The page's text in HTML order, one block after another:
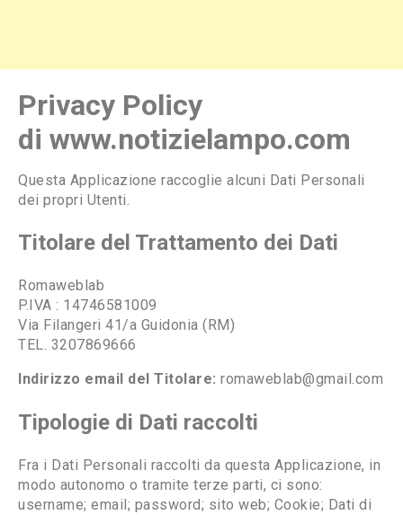
Privacy Policy
di www.notizielampo.com
Questa Applicazione raccoglie alcuni Dati Personali
dei propri Utenti.
Titolare del Trattamento dei Dati
Romaweblab
P.IVA : 14746581009
Via Filangeri 41/a Guidonia (RM)
TEL. 3207869666
Indirizzo email del Titolare: romaweblab@gmail.com
Tipologie di Dati raccolti
Fra i Dati Personali raccolti da questa Applicazione, in
modo autonomo o tramite terze parti, ci sono:
username; email; password; sito web; Cookie; Dati di